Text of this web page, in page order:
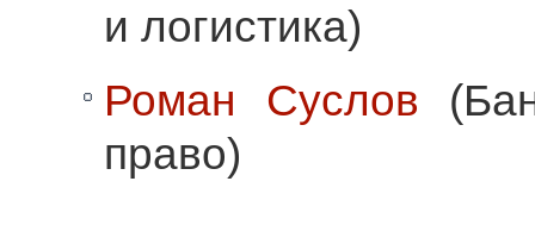
и логистика)
Роман Суслов
право)